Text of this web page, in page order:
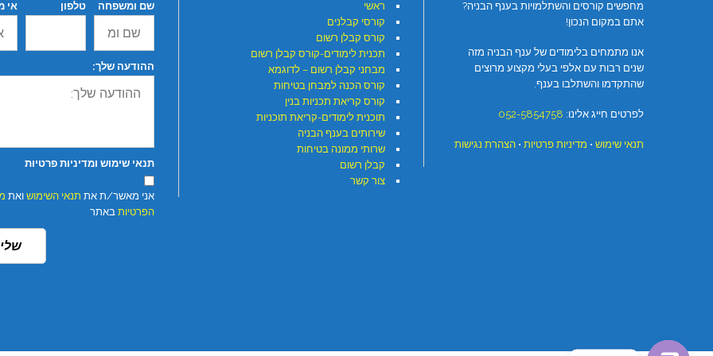
מחפשים קורסים והשתלמויות בענף הבניה?
אתם במקום הנכון!
אנו מתמחים בלימודים של ענף הבניה מזה
שנים רבות עם אלפי בעלי מקצוע מרוצים
שהתקדמו והשתלבו בענף.
לפרטים חייג אלינו: 052-5854758
תנאי שימוש • מדיניות פרטיות • הצהרת נגישות
ראשי
קורסי קבלנים
קורס קבלן רשום
תכנית לימודים-קורס קבלן רשום
מבחני קבלן רשום – לדוגמא
קורס הכנה למבחן בטיחות
קורס קריאת תכניות בנין
תוכנית לימודים-קריאת תוכניות
שירותים בענף הבניה
שרותי ממונה בטיחות
קבלן רשום
צור קשר
שם ומשפחה טלפון אי
ההודעה שלך:
תנאי שימוש ומדיניות פרטיות
אני מאשר/ת את תנאי השימוש ואת
הפרטיות באתר